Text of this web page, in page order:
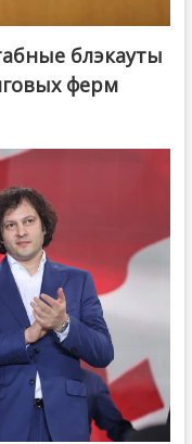
блэкауты
ферм